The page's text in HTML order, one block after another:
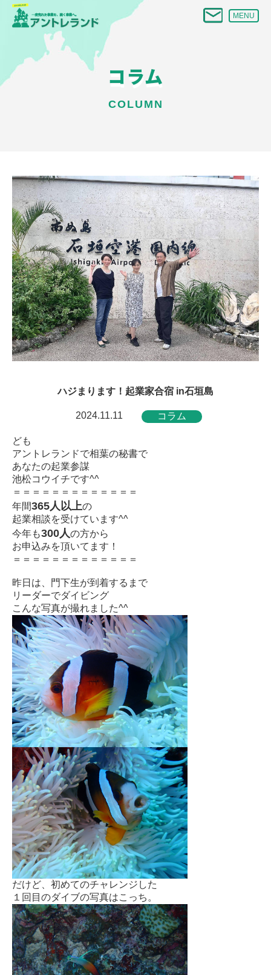
MENU
コラム
COLUMN
ハジまります！起業家合宿 in石垣島
2024.11.11 コラム
ども
アントレランドで相葉の秘書で
あなたの起業参謀
池松コウイチです^^
＝＝＝＝＝＝＝＝＝＝＝＝＝
年間365人以上の
起業相談を受けています^^
今年も300人の方から
お申込みを頂いてます！
＝＝＝＝＝＝＝＝＝＝＝＝＝
昨日は、門下生が到着するまで
リーダーでダイビング
こんな写真が撮れました^^
だけど、初めてのチャレンジした
１回目のダイブの写真はこっち。